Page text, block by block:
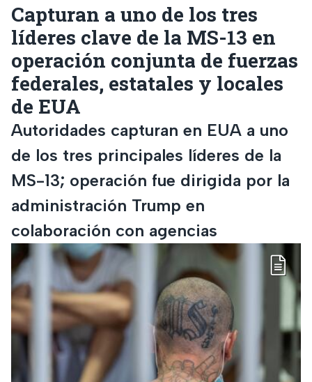
Capturan a uno de los tres
líderes clave de la MS-13 en
operación conjunta de fuerzas
federales, estatales y locales
de EUA
Autoridades capturan en EUA a uno
de los tres principales líderes de la
MS-13; operación fue dirigida por la
administración Trump en
colaboración con agencias